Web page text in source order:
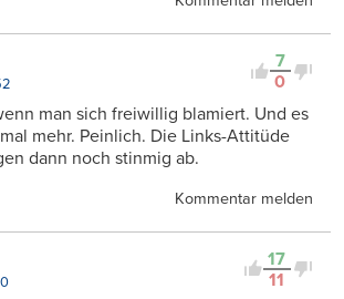
7
0
man sich freiwillig blamiert. Und es
mehr. Peinlich. Die Links-Attitüde
dann noch stinmig ab.
Kommentar melden
17
11